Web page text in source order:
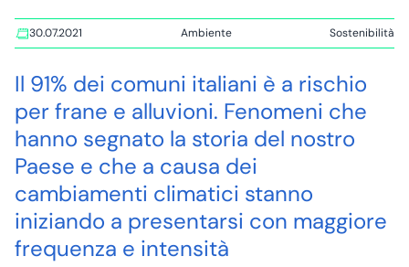
30.07.2021 Ambiente
Tags: Sostenibilità
Il 91% dei comuni italiani è a rischio
per frane e alluvioni. Fenomeni che
hanno segnato la storia del nostro
Paese e che a causa dei
cambiamenti climatici stanno
iniziando a presentarsi con maggiore
frequenza e intensità